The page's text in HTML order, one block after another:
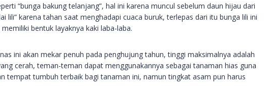
“bunga bakung telanjang”, hal ini karena muncul sebelum daun hijau dari
lili” karena tahan saat menghadapi cuaca buruk, terlepas dari itu bunga lili ini
bentuk layaknya kaki laba-laba.
ini akan mekar penuh pada penghujung tahun, tinggi maksimalnya adalah
cerah, teman-teman dapat menggunakannya sebagai tanaman hias guna
tempat tumbuh terbaik bagi tanaman ini, namun tingkat asam pun harus